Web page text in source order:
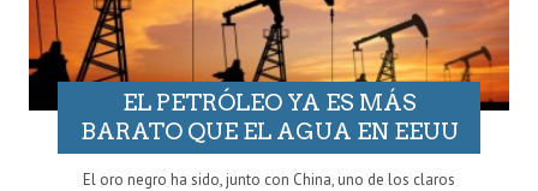
EL PETRÓLEO YA ES MÁS
BARATO QUE EL AGUA EN EEUU
El oro negro ha sido, junto con China, uno de los claros